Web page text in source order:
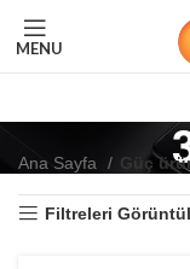
MENU
Ana Sayfa Güç
Filtreleri